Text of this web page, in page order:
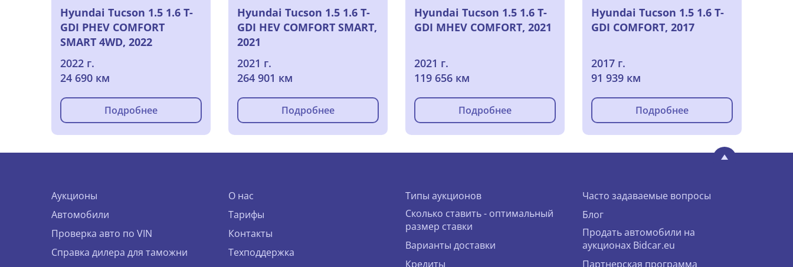
Hyundai Tucson 1.5 1.6 T-
GDI PHEV COMFORT
SMART 4WD, 2022
2022 г.
24 690 км
Подробнее
Hyundai Tucson 1.5 1.6 T-
GDI HEV COMFORT SMART,
2021
2021 г.
264 901 км
Подробнее
Hyundai Tucson 1.5 1.6 T-
GDI MHEV COMFORT, 2021
2021 г.
119 656 км
Подробнее
Hyundai Tucson 1.5 1.6 T-
GDI COMFORT, 2017
2017 г.
91 939 км
Подробнее
Аукционы
Автомобили
Проверка авто по VIN
Справка дилера для таможни
О нас
Тарифы
Контакты
Техподдержка
Типы аукционов
Сколько ставить - оптимальный
размер ставки
Варианты доставки
Кредиты
Часто задаваемые вопросы
Блог
Продать автомобили на
аукционах Bidcar.eu
Партнерская программа